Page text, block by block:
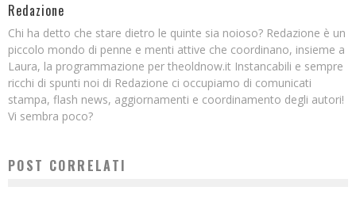
Redazione
Chi ha detto che stare dietro le quinte sia noioso? Redazione è un
piccolo mondo di penne e menti attive che coordinano, insieme a
Laura, la programmazione per theoldnow.it Instancabili e sempre
ricchi di spunti noi di Redazione ci occupiamo di comunicati
stampa, flash news, aggiornamenti e coordinamento degli autori!
Vi sembra poco?
POST CORRELATI